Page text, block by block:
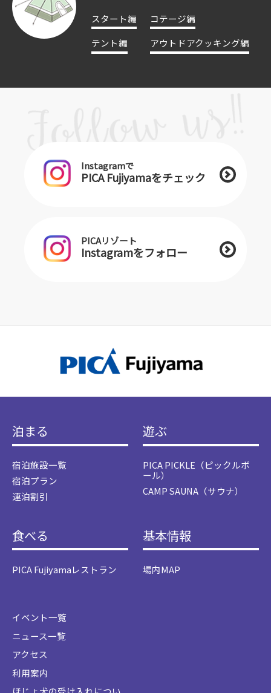
スタート編
コテージ編
テント編
アウトドアクッキング編
Instagramで
PICA Fujiyamaをチェック
PICAリゾート
Instagramをフォロー
泊まる
宿泊施設一覧
宿泊プラン
連泊割引
遊ぶ
PICA PICKLE（ピックルボ
ール）
CAMP SAUNA（サウナ）
食べる
PICA Fujiyamaレストラン
基本情報
場内MAP
イベント一覧
ニュース一覧
アクセス
利用案内